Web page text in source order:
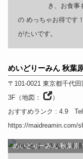
き、お食事
の めっちゃお得です
がたいです。
めいどりーみん 秋葉
〒101-0021 東京都千代田
3F（地図：
）
おすすめランク : 4.9 Tel
https://maidreamin.com/
めいどりーみん 秋葉原